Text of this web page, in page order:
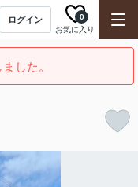
ログイン
お気に入り
0
した。